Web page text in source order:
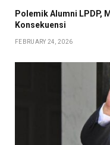
Polemik Alumni LPDP,
Konsekuensi
FEBRUARY 24, 2026